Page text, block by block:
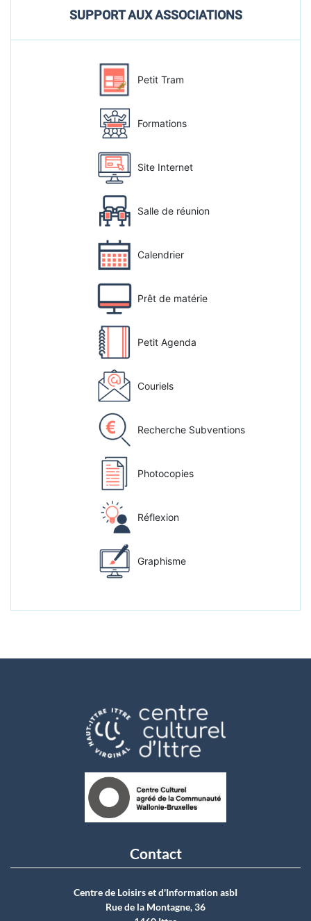
SUPPORT AUX ASSOCIATIONS
Petit Tram
Formations
Site Internet
Salle de réunion
Calendrier
Prêt de matérie
Petit Agenda
Couriels
Recherche Subventions
Photocopies
Réflexion
Graphisme
Contact
Centre de Loisirs et d'Information asbI
Rue de la Montagne, 36